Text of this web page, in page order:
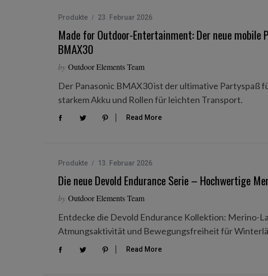
Produkte 23. Februar 2026
Made for Outdoor-Entertainment: Der neue mobile
BMAX30
by Outdoor Elements Team
Der Panasonic BMAX30 ist der ultimative Partyspaß
starkem Akku und Rollen für leichten Transport.
Read More
Produkte 13. Februar 2026
Die neue Devold Endurance Serie – Hochwertige
by Outdoor Elements Team
Entdecke die Devold Endurance Kollektion: Merino-
Atmungsaktivität und Bewegungsfreiheit für
Read More